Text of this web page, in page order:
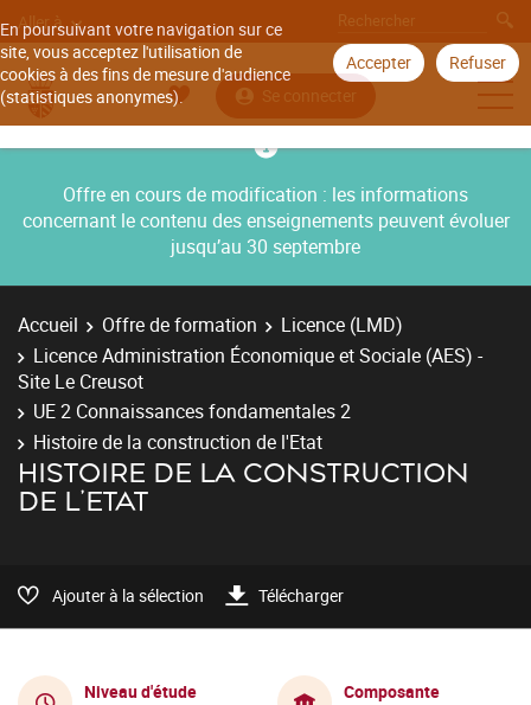
En poursuivant votre navigation sur ce
site, vous acceptez l'utilisation de
cookies à des fins de mesure d'audience
(statistiques anonymes).
Accepter Refuser
Aller à
Se connecter
Offre en cours de modification : les informations
concernant le contenu des enseignements peuvent évoluer
jusqu’au 30 septembre
Accueil Offre de formation
Licence (LMD)
Licence Administration Économique et Sociale (AES) -
Site Le Creusot
UE 2 Connaissances fondamentales 2
Histoire de la construction de l'Etat
HISTOIRE DE LA CONSTRUCTION
DE L'ETAT
Ajouter à la sélection Télécharger
Niveau d'étude
Composante